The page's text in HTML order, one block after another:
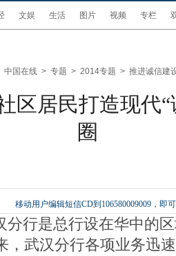
文娱 生活 图片 视频 专栏
中国在线 > 专题 > 2014专题 > 推进诚信建
区居民打造现代
圈
移动用户编辑短信CD到106580009009，即
分行是总行设在华中的
，武汉分行各项业务迅